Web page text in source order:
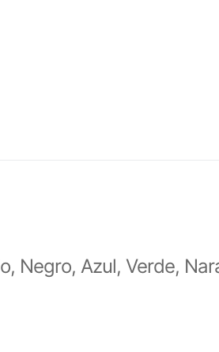
Negro, Azul, Verde,